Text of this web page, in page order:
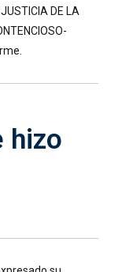
DE LA
hizo